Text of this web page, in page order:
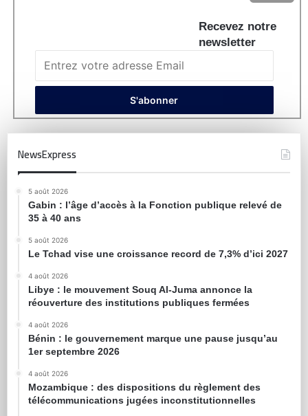
Recevez notre
newsletter
NewsExpress
5 août 2026
Gabin : l’âge d’accès à la Fonction publique relevé de
35 à 40 ans
5 août 2026
Le Tchad vise une croissance record de 7,3% d’ici 2027
4 août 2026
Libye : le mouvement Souq Al-Juma annonce la
réouverture des institutions publiques fermées
4 août 2026
Bénin : le gouvernement marque une pause jusqu’au
1er septembre 2026
4 août 2026
Mozambique : des dispositions du règlement des
télécommunications jugées inconstitutionnelles